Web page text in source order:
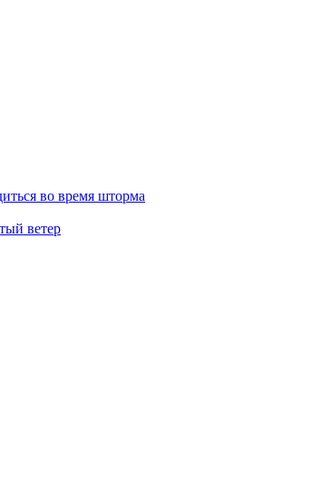
во время шторма
ветер